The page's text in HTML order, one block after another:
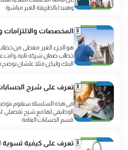
وهنبدا بالطريقة الغير مباشرة
المخصصات والالتزامات
هو الجزء الغير مغطى من
خطاب ضمان شركه تانيه،
البنك وليكن مثلا علشان
تعرف على شرح الحسابات
فى هذه السلسلة سنقوم
الوظيفي لها مع شرح تفصيلي
قسم الحسابات العامة